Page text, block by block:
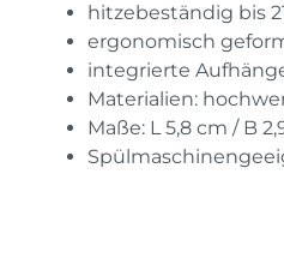
hitzebeständig bis
ergonomisch
integrierte
Materialien:
Maße: L 5,8 cm / B